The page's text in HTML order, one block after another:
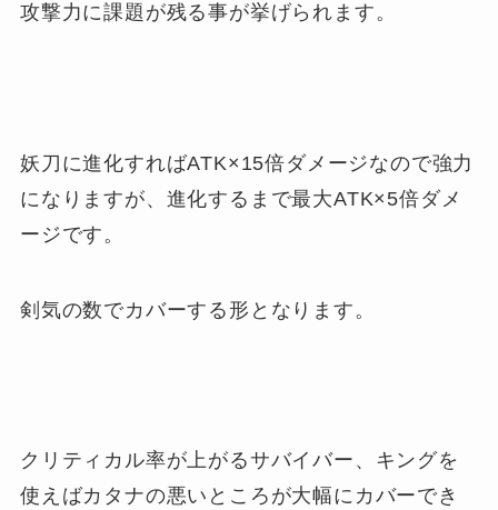
攻撃力に課題が残る事が挙げられます。
妖刀に進化すればATK×15倍ダメージなので強力
になりますが、進化するまで最大ATK×5倍ダメ
ージです。
剣気の数でカバーする形となります。
クリティカル率が上がるサバイバー、キングを
使えばカタナの悪いところが大幅にカバーでき